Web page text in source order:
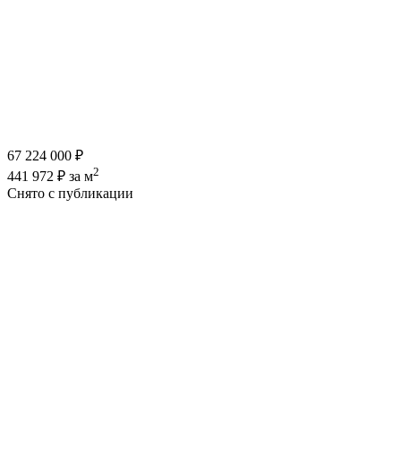
67 224 000 ₽
441 972 ₽ за м2
Снято с публикации